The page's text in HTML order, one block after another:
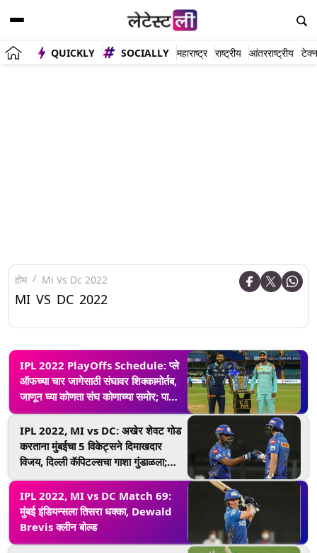
QUICKLY SOCIALLY महाराष्ट्र राष्ट्रीय आंतरराष्ट्रीय
होम Mi Vs Dc 2022
MI VS DC 2022
IPL 2022 PlayOffs Schedule: प्ले
ऑफच्या चार जागेसाठी संघावर शिक्कामोर्तब,
जाणून घ्या कोणता संघ कोणाच्या समोर; पाहा
PlayOffs चे संपूर्ण वेळापत्रक
IPL 2022, MI vs DC: अखेर शेवट गोड
करताना मुंबईचा 5 विकेट्सने दिमाखदार
विजय, दिल्ली कॅपिटल्सचा गाशा गुंडाळला;
RCB च्या झोळीत प्लेऑफचे तिकीट
IPL 2022, MI vs DC Match 69:
मुंबई इंडियन्सला तिसरा धक्का, Dewald
Brevis क्लीन बोल्ड